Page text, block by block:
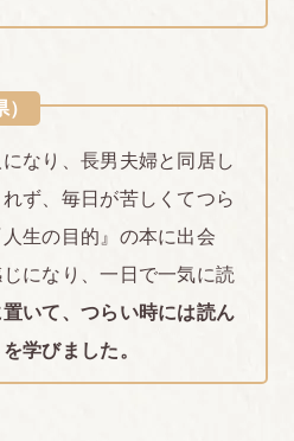
なり、長男夫婦と同居し
ず、毎日が苦しくてつら
生の目的』の本に出会
になり、一日で一気に読
いて、つらい時には読ん
学びました。